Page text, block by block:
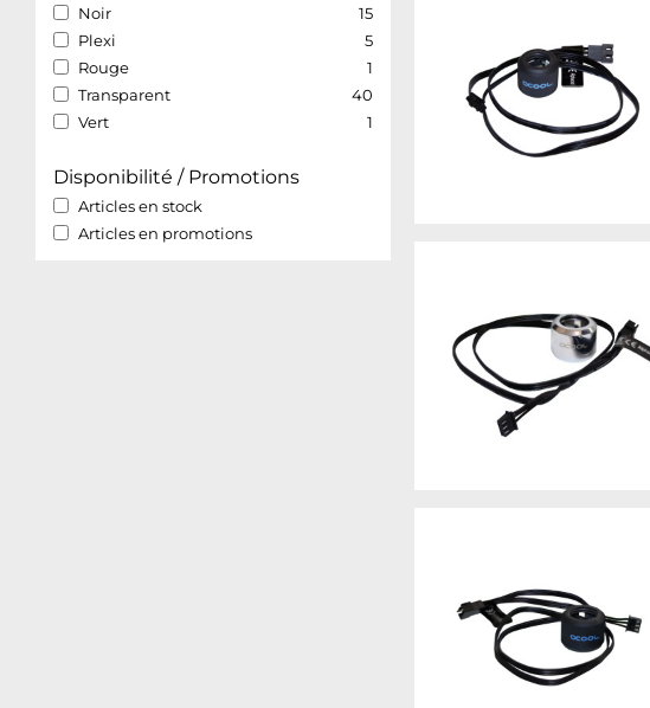
Noir
15
Plexi
5
Rouge
1
Transparent
40
Vert
1
Disponibilité / Promotions
Articles en stock
Articles en promotions